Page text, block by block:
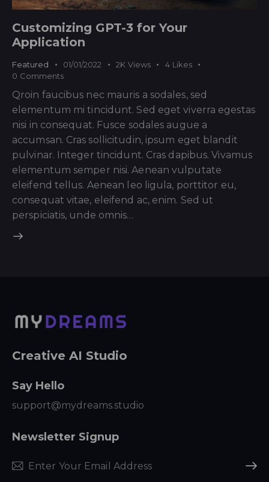
Customizing GPT-3 for Your
Application
Featured 01/01/2022 2K Views 4 Likes
0 Comments
Qroin faucibus nec mauris a sodales, sed
elementum mi tincidunt. Sed eget viverra egestas
nisi in consequat. Fusce sodales augue a
accumsan. Cras sollicitudin, ipsum eget blandit
pulvinar. Integer tincidunt. Cras dapibus. Vivamus
elementum semper nisi. Aenean vulputate
eleifend tellus. Aenean leo ligula, porttitor eu,
consequat vitae, eleifend ac, enim. Sed ut
perspiciatis, unde omnis…
Creative AI Studio
Say Hello
support@mydreams.studio
Newsletter Signup